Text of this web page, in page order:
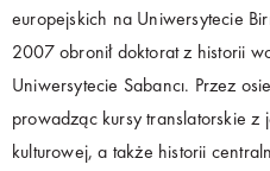
europejskich na Uniwersytecie
2007 obronił doktorat z historii
Uniwersytecie Sabancı. Przez
prowadząc kursy translatorskie z
kulturowej, a także historii